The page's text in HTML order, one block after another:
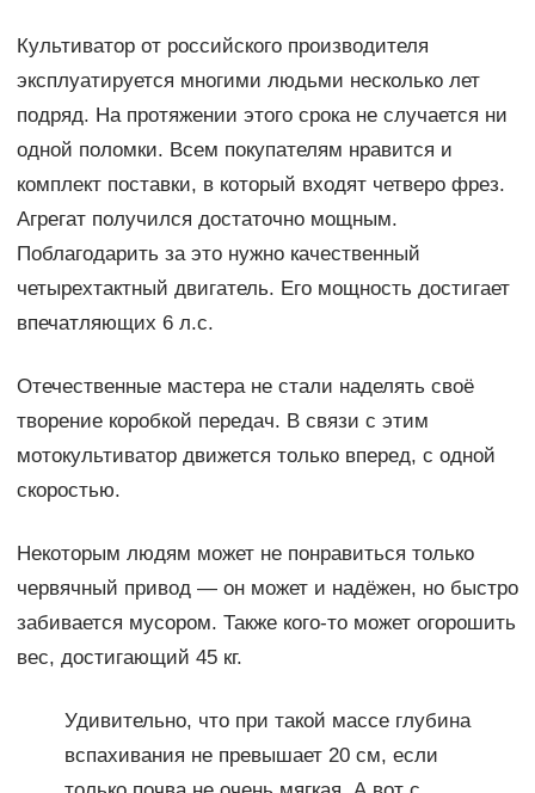
Культиватор от российского производителя
эксплуатируется многими людьми несколько лет
подряд. На протяжении этого срока не случается ни
одной поломки. Всем покупателям нравится и
комплект поставки, в который входят четверо фрез.
Агрегат получился достаточно мощным.
Поблагодарить за это нужно качественный
четырехтактный двигатель. Его мощность достигает
впечатляющих 6 л.с.
Отечественные мастера не стали наделять своё
творение коробкой передач. В связи с этим
мотокультиватор движется только вперед, с одной
скоростью.
Некоторым людям может не понравиться только
червячный привод — он может и надёжен, но быстро
забивается мусором. Также кого-то может огорошить
вес, достигающий 45 кг.
Удивительно, что при такой массе глубина
вспахивания не превышает 20 см, если